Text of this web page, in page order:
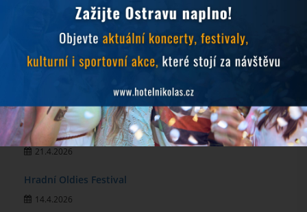
MichalFest 2026
13.5.2026
28.4.2026
Ostrava už na vás čeká
21.4.2026
Hradní Oldies Festival
14.4.2026